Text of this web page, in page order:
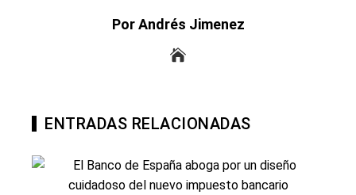
Por Andrés Jimenez
ENTRADAS RELACIONADAS